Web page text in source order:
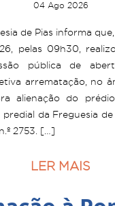
04 Ago 2026
de Pias informa
pelas 09h30,
pública de
arrematação, no
alienação do
da Freguesia de
2753. […]
LER MAIS